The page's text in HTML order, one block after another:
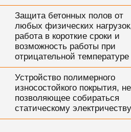
Защита бетонных полов от
любых физических
работа в короткие сроки и
возможность работы при
отрицательной температуре
Устройство полимерного
износостойкого покрытия, не
позволяющее собираться
статическому электричеству